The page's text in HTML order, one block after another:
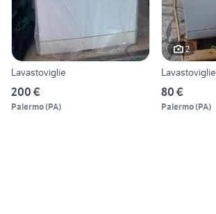
Lavastoviglie
200 €
Palermo(PA)
2
Lavastoviglie
80 €
Palermo(PA)